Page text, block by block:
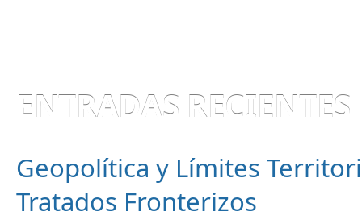
ENTRADAS RECIENTES
Geopolítica y Límites
Tratados Fronterizos